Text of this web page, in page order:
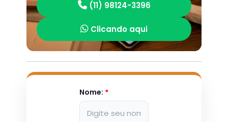
(11) 98124-3396
Clicando aqui
Nome: *